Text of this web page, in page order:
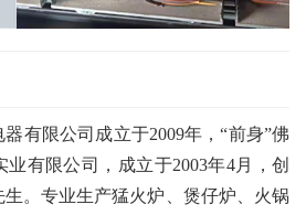
有限公司成立于2009年，“前身”佛
有限公司，成立于2003年4月，创
。专业生产猛火炉、煲仔炉、火锅